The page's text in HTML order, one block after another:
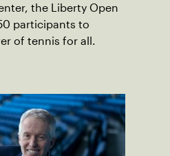
the Liberty Open
participants to
of tennis for all.